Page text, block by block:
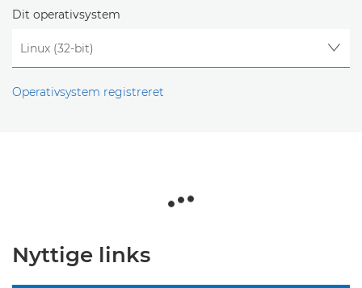
Dit operativsystem
Operativsystem registreret
Nyttige links